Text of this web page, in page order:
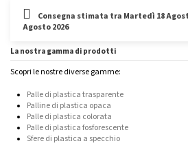
Consegna stimata tra Martedì 18
Agosto 2026
La nostra gamma di prodotti
Scopri le nostre diverse gamme:
Palle di plastica trasparente
Palline di plastica opaca
Palle di plastica colorata
Palle di plastica fosforescente
Sfere di plastica a specchio